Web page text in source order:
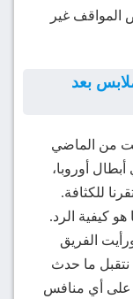
المواقف غير
بعد
من الماضي
أبطال أوروبا،
للكثافة.
هو كيفية الرد.
الفريق
نتقبل ما حدث
على أي منافس